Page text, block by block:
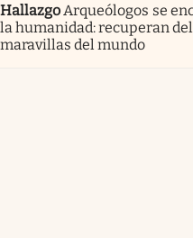
Hallazgo Arqueólogos se
la humanidad: recuperan
maravillas del mundo